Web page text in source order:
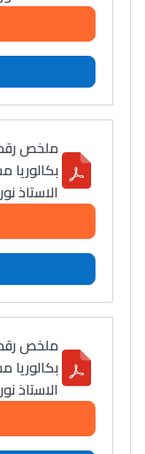
بطلة المغرب
الطولي، ملاك
كتحكي على
فالرّياضة و
بكالوريا
الاستاذ
بكالوريا
الاستاذ